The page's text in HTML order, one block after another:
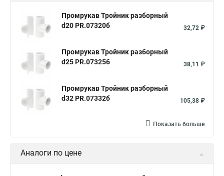
Промрукав Тройник разборный
d20 PR.07320б
32,72 ₽
Промрукав Тройник разборный
d25 PR.07325б
38,11 ₽
Промрукав Тройник разборный
d32 PR.07332б
105,38 ₽
Показать больше
Аналоги по цене